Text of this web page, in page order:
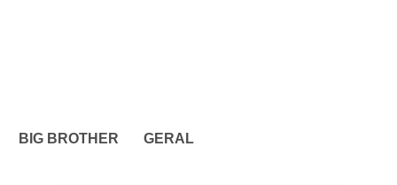
BIG BROTHER GERAL